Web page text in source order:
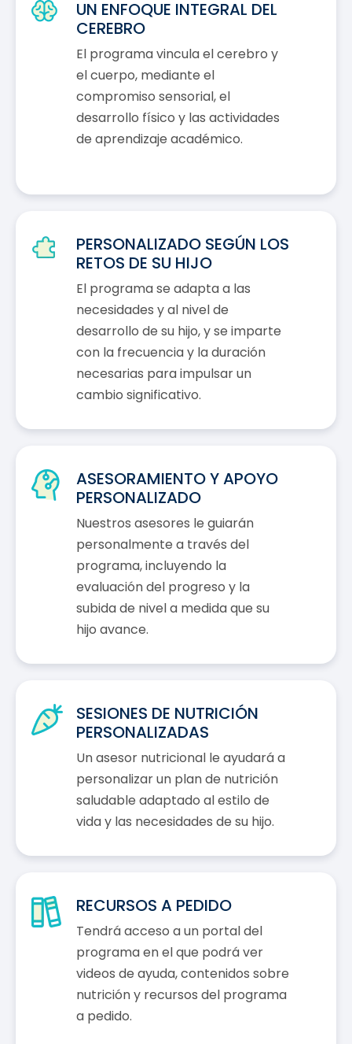
UN ENFOQUE INTEGRAL DEL
CEREBRO
El programa vincula el cerebro y
el cuerpo, mediante el
compromiso sensorial, el
desarrollo físico y las actividades
de aprendizaje académico.
PERSONALIZADO SEGÚN LOS
RETOS DE SU HIJO
El programa se adapta a las
necesidades y al nivel de
desarrollo de su hijo, y se imparte
con la frecuencia y la duración
necesarias para impulsar un
cambio significativo.
ASESORAMIENTO Y APOYO
PERSONALIZADO
Nuestros asesores le guiarán
personalmente a través del
programa, incluyendo la
evaluación del progreso y la
subida de nivel a medida que su
hijo avance.
SESIONES DE NUTRICIÓN
PERSONALIZADAS
Un asesor nutricional le ayudará a
personalizar un plan de nutrición
saludable adaptado al estilo de
vida y las necesidades de su hijo.
RECURSOS A PEDIDO
Tendrá acceso a un portal del
programa en el que podrá ver
videos de ayuda, contenidos sobre
nutrición y recursos del programa
a pedido.